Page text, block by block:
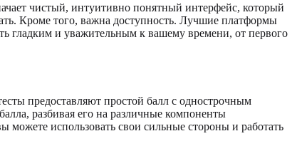
чистый, интуитивно понятный интерфейс, который
Кроме того, важна доступность. Лучшие платформы
гладким и уважительным к вашему времени, от первого
предоставляют простой балл с однострочным
разбивая его на различные компоненты
использовать свои сильные стороны и работать